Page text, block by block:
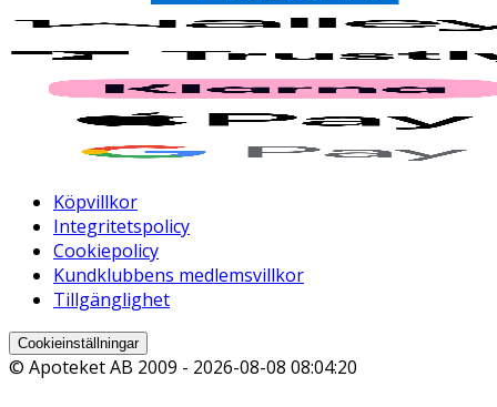
Köpvillkor
Integritetspolicy
Cookiepolicy
Kundklubbens medlemsvillkor
Tillgänglighet
Cookieinställningar
© Apoteket AB 2009 - 2026-08-08 08:04:20